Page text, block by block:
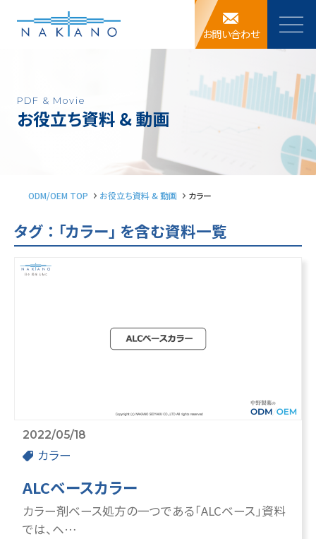
お問い合わせ
PDF & Movie
お役立ち資料 & 動画
ODM/OEM TOP お役立ち資料 & 動画 カラー
タグ ： 「カラー」 を含む資料一覧
2022/05/18
カラー
ALCベースカラー
カラー剤ベース処方の一つである「ALCベース」資料
では、ヘ…